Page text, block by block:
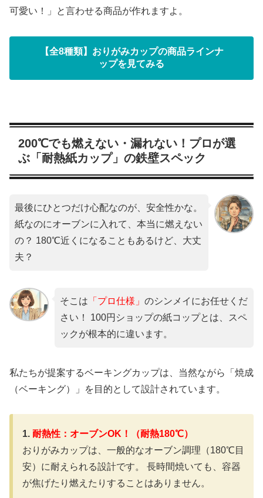
可愛い！」と言わせる商品が作れますよ。
【全8種類】おりがみカップの商品ラインナ
ップを見てみる
200℃でも燃えない・漏れない！プロが選
ぶ「耐熱紙カップ」の鉄壁スペック
最後にひとつだけ心配なのが、安全性かな。
紙なのにオーブンに入れて、本当に燃えない
の？ 180℃近くになることもあるけど、大丈
夫？
そこは 「プロ仕様」 のシンメイにお任せくだ
さい！ 100円ショップの紙コップとは、スペ
ックが根本的に違います。
私たちが提案するベーキングカップは、当然ながら「焼成
（ベーキング）」を目的として設計されています。
1. 耐熱性：オーブンOK！（耐熱180℃）
おりがみカップは、一般的なオーブン調理（180℃目
安）に耐えられる設計です。 長時間焼いても、容器
が焦げたり燃えたりすることはありません。